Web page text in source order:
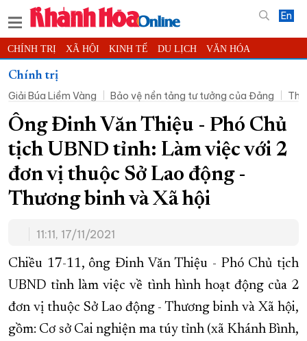
En
CHÍNH TRỊ XÃ HỘI KINH TẾ DU LỊCH VĂN HÓA
THỂ THAO
KHOA HỌC - CÔNG NGHỆ PHÁP LUẬT BẠN ĐỌC PHÓNG SỰ
THẾ GIỚI MULTIMEDIA VIDEO ĐỌC BÁO ONLINE
PODCAST THÔNG TIN - QUẢNG CÁO
QUY HOẠCH TỈNH KHÁNH HÒA
TRƯỜNG SA BIỂN ĐẢO QUÊ HƯƠNG
CHUNG TAY CẢI CÁCH HÀNH CHÍNH
XÂY DỰNG NÔNG THÔN MỚI
TÀU - XE - MÁY BAY
KỶ NIỆM 370 NĂM XÂY DỰNG VÀ PHÁT TRIỂN TỈNH KHÁNH HÒA
KHOẢNH KHẮC ĐẸP XỨ TRẦM
XÂY DỰNG KHÁNH HÒA TRỞ THÀNH THÀNH PHỐ TRỰC THUỘC
Chính trị
Giải Búa Liềm Vàng
Bảo vệ nền tảng tư tưởng của Đảng
Ông Đinh Văn Thiệu - Phó Chủ
tịch UBND tỉnh: Làm việc với 2
đơn vị thuộc Sở Lao động -
Thương binh và Xã hội
11:11, 17/11/2021
Chiều 17-11, ông Đinh Văn Thiệu - Phó Chủ tịch
UBND tỉnh làm việc về tình hình hoạt động của 2
đơn vị thuộc Sở Lao động - Thương binh và Xã hội,
gồm: Cơ sở Cai nghiện ma túy tỉnh (xã Khánh Bình,